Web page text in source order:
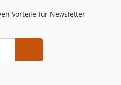
Vorteile für Newsletter-